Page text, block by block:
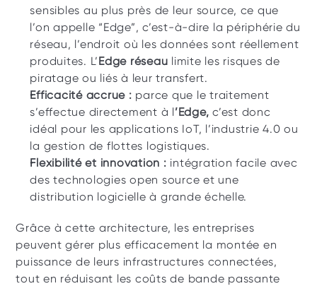
sensibles au plus près de leur source, ce que
l’on appelle “Edge”, c’est-à-dire la périphérie du
réseau, l’endroit où les données sont réellement
produites. L’Edge réseau limite les risques de
piratage ou liés à leur transfert.
Efficacité accrue : parce que le traitement
s’effectue directement à l’Edge, c’est donc
idéal pour les applications IoT, l’industrie 4.0 ou
la gestion de flottes logistiques.
Flexibilité et innovation : intégration facile avec
des technologies open source et une
distribution logicielle à grande échelle.
Grâce à cette architecture, les entreprises
peuvent gérer plus efficacement la montée en
puissance de leurs infrastructures connectées,
tout en réduisant les coûts de bande passante